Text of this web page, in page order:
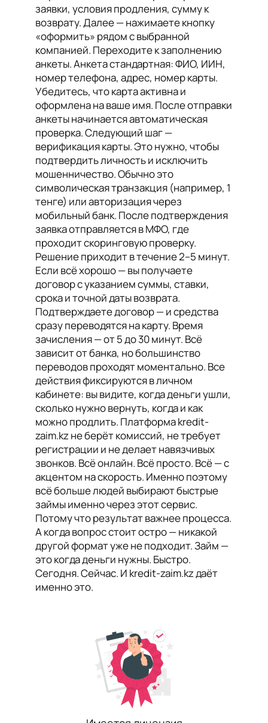
заявки, условия продления, сумму к
возврату. Далее — нажимаете кнопку
«оформить» рядом с выбранной
компанией. Переходите к заполнению
анкеты. Анкета стандартная: ФИО, ИИН,
номер телефона, адрес, номер карты.
Убедитесь, что карта активна и
оформлена на ваше имя. После отправки
анкеты начинается автоматическая
проверка. Следующий шаг —
верификация карты. Это нужно, чтобы
подтвердить личность и исключить
мошенничество. Обычно это
символическая транзакция (например, 1
тенге) или авторизация через
мобильный банк. После подтверждения
заявка отправляется в МФО, где
проходит скоринговую проверку.
Решение приходит в течение 2–5 минут.
Если всё хорошо — вы получаете
договор с указанием суммы, ставки,
срока и точной даты возврата.
Подтверждаете договор — и средства
сразу переводятся на карту. Время
зачисления — от 5 до 30 минут. Всё
зависит от банка, но большинство
переводов проходят моментально. Все
действия фиксируются в личном
кабинете: вы видите, когда деньги ушли,
сколько нужно вернуть, когда и как
можно продлить. Платформа kredit-
zaim.kz не берёт комиссий, не требует
регистрации и не делает навязчивых
звонков. Всё онлайн. Всё просто. Всё — с
акцентом на скорость. Именно поэтому
всё больше людей выбирают быстрые
займы именно через этот сервис.
Потому что результат важнее процесса.
А когда вопрос стоит остро — никакой
другой формат уже не подходит. Займ —
это когда деньги нужны. Быстро.
Сегодня. Сейчас. И kredit-zaim.kz даёт
именно это.